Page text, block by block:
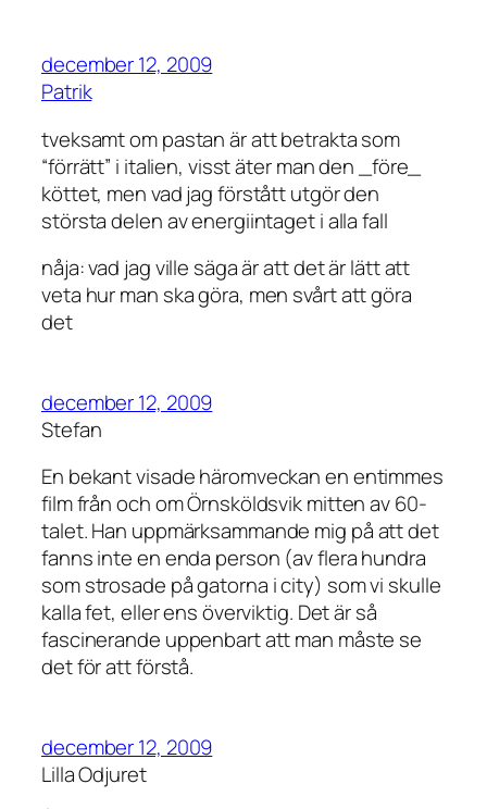
december 12, 2009
Patrik
tveksamt om pastan är att betrakta som
“förrätt” i italien, visst äter man den _före_
köttet, men vad jag förstått utgör den
största delen av energiintaget i alla fall
nåja: vad jag ville säga är att det är lätt att
veta hur man ska göra, men svårt att göra
det
december 12, 2009
Stefan
En bekant visade häromveckan en entimmes
film från och om Örnsköldsvik mitten av 60-
talet. Han uppmärksammande mig på att det
fanns inte en enda person (av flera hundra
som strosade på gatorna i city) som vi skulle
kalla fet, eller ens överviktig. Det är så
fascinerande uppenbart att man måste se
det för att förstå.
december 12, 2009
Lilla Odjuret